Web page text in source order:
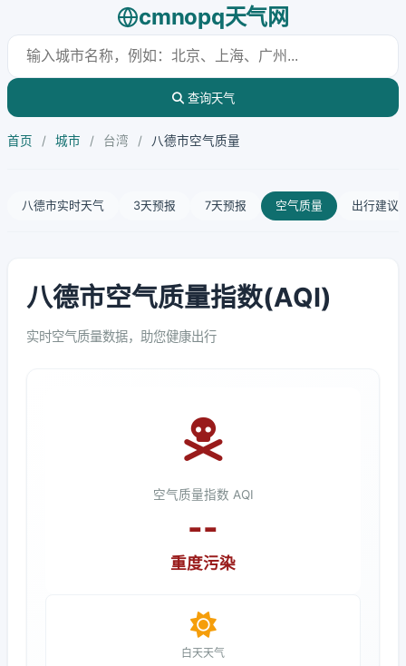
cmnopq天气网
查询天气
首页 / 城市 / 台湾 / 八德市空气质量
八德市实时天气 3天预报 7天预报 空气质量 出行建议
八德市空气质量指数(AQI)
实时空气质量数据，助您健康出行
空气质量指数 AQI
--
重度污染
白天天气